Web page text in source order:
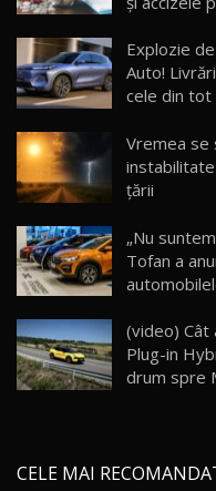
16
13:10
17
30:08
Noul
23:36
20
Noul
29:08
21
Explozie
Auto!
cele din tot
Vremea se
țării
„Nu
Tofan a
(video) Cât
Plug-in
drum spre
CELE MAI